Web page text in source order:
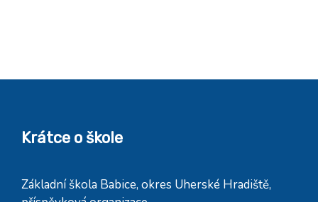
Krátce o škole
Základní škola Babice, okres Uherské Hradiště,